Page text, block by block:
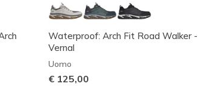
Waterproof: Arch Fit Road Walker -
Vernal
Uomo
€ 125,00